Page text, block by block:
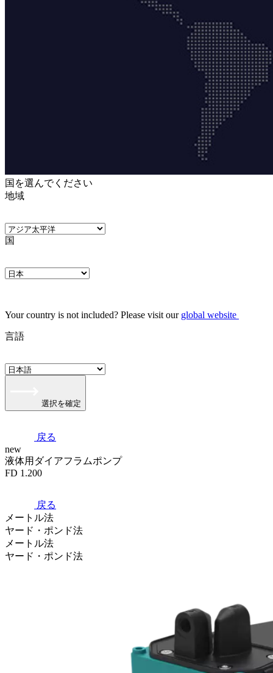
国を選んでください
地域
国
Your country is not included? Please visit our global website
言語
選択を確定
戻る
new
液体用ダイアフラムポンプ
FD 1.200
戻る
メートル法
ヤード・ポンド法
メートル法
ヤード・ポンド法